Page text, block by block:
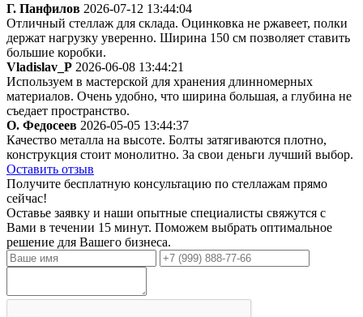
Г. Панфилов 2026-07-12 13:44:04
Отличный стеллаж для склада. Оцинковка не ржавеет, полки
держат нагрузку уверенно. Ширина 150 см позволяет ставить
большие коробки.
Vladislav_P 2026-06-08 13:44:21
Используем в мастерской для хранения длинномерных
материалов. Очень удобно, что ширина большая, а глубина не
съедает пространство.
О. Федосеев 2026-05-05 13:44:37
Качество металла на высоте. Болты затягиваются плотно,
конструкция стоит монолитно. За свои деньги лучший выбор.
Оставить отзыв
Получите бесплатную консультацию по стеллажам прямо
сейчас!
Оставье заявку и наши опытные специалисты свяжутся с
Вами в течении 15 минут. Поможем выбрать оптимальное
решение для Вашего бизнеса.